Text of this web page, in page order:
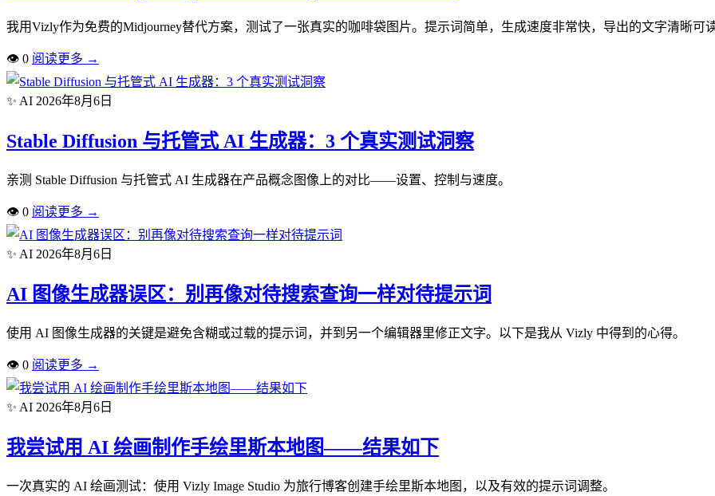
我用Vizly作为免费的Midjourney替代方案，测试了一张真实的咖啡袋图片。提示词简单，生成速度非常快，导出的文字清晰可
👁 0 阅读更多 →
✨ AI 2026年8月6日
Stable Diffusion 与托管式 AI 生成器：3 个真实测试洞察
亲测 Stable Diffusion 与托管式 AI 生成器在产品概念图像上的对比——设置、控制与速度。
👁 0 阅读更多 →
✨ AI 2026年8月6日
AI 图像生成器误区：别再像对待搜索查询一样对待提示词
使用 AI 图像生成器的关键是避免含糊或过载的提示词，并到另一个编辑器里修正文字。以下是我从 Vizly 中得到的心得。
👁 0 阅读更多 →
✨ AI 2026年8月6日
我尝试用 AI 绘画制作手绘里斯本地图——结果如下
一次真实的 AI 绘画测试：使用 Vizly Image Studio 为旅行博客创建手绘里斯本地图，以及有效的提示词调整。